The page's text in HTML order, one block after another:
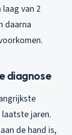
van 2
daarna
diagnose
jaren.
de hand is,